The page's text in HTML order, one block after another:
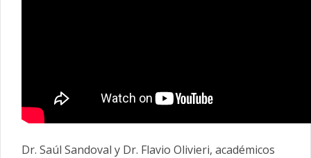
Dr. Saúl Sandoval y Dr. Flavio Olivieri, académicos